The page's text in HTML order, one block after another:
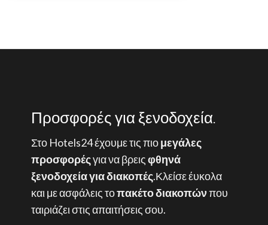
Προσφορές για ξενοδοχεία.
Στο Hotels24 έχουμε τις πιομεγάλες
προσφορέςγια να βρειςφθηνά
ξενοδοχεία για διακοπές.Κλείσε έυκολα
και με ασφάλεις τοπακέτο διακοπώνπου
ταιριάζει στις απαιτήσεις σου.